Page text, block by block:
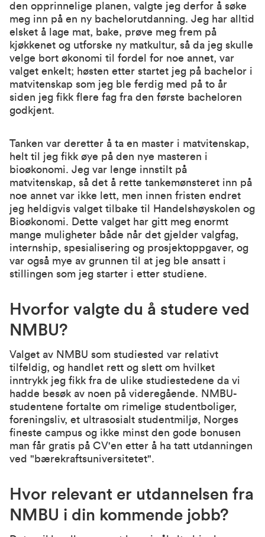
den opprinnelige planen, valgte jeg derfor å søke
meg inn på en ny bachelorutdanning. Jeg har alltid
elsket å lage mat, bake, prøve meg frem på
kjøkkenet og utforske ny matkultur, så da jeg skulle
velge bort økonomi til fordel for noe annet, var
valget enkelt; høsten etter startet jeg på bachelor i
matvitenskap som jeg ble ferdig med på to år
siden jeg fikk flere fag fra den første bacheloren
godkjent.
Tanken var deretter å ta en master i matvitenskap,
helt til jeg fikk øye på den nye masteren i
bioøkonomi. Jeg var lenge innstilt på
matvitenskap, så det å rette tankemønsteret inn på
noe annet var ikke lett, men innen fristen endret
jeg heldigvis valget tilbake til Handelshøyskolen og
Bioøkonomi. Dette valget har gitt meg enormt
mange muligheter både når det gjelder valgfag,
internship, spesialisering og prosjektoppgaver, og
var også mye av grunnen til at jeg ble ansatt i
stillingen som jeg starter i etter studiene.
Hvorfor valgte du å studere ved
NMBU?
Valget av NMBU som studiested var relativt
tilfeldig, og handlet rett og slett om hvilket
inntrykk jeg fikk fra de ulike studiestedene da vi
hadde besøk av noen på videregående. NMBU-
studentene fortalte om rimelige studentboliger,
foreningsliv, et ultrasosialt studentmiljø, Norges
fineste campus og ikke minst den gode bonusen
man får gratis på CV'en etter å ha tatt utdanningen
ved "bærekraftsuniversitetet".
Hvor relevant er utdannelsen fra
NMBU i din kommende jobb?